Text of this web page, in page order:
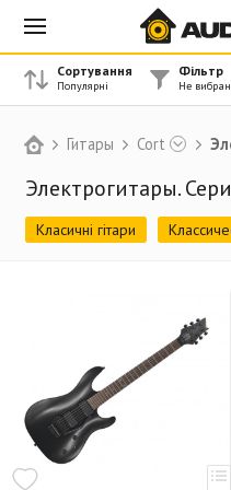
Гитары Cort
Электрогитары.
Класичні гітари
Акустические гитары. Серия
Акустические гитары. Серия
Акустические бас-гитары
Электроакустические
Сортування Фільтр